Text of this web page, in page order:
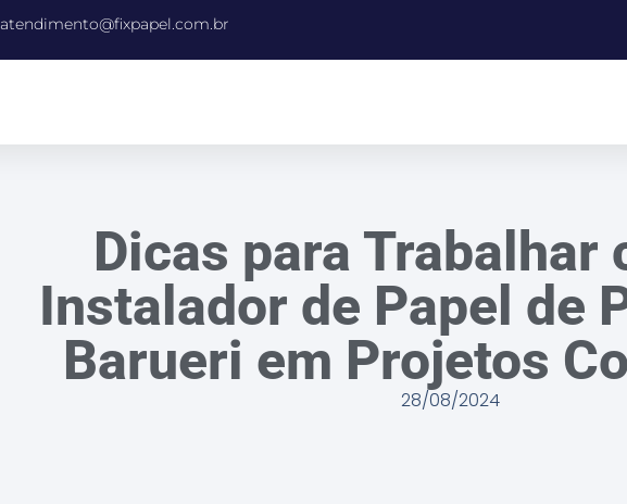
atendimento@fixpapel.com.br
Dicas para Trabalhar
Instalador de Papel de
Barueri em Projetos
28/08/2024